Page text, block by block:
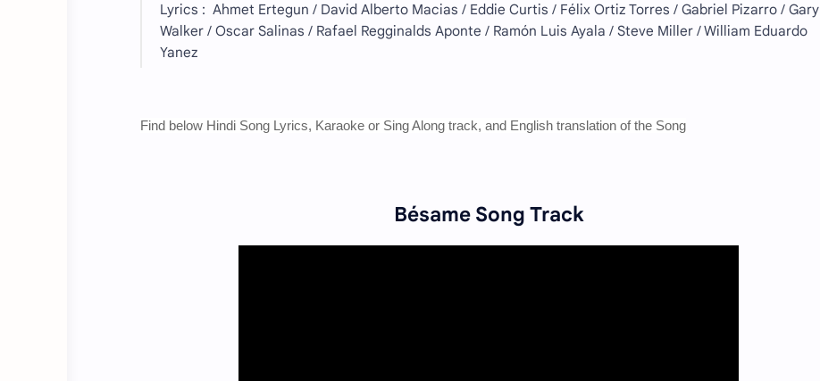
Lyrics : Ahmet Ertegun / David Alberto Macias / Eddie Curtis / Félix Ortiz Torres / Gabriel Pizarro / Gary
Walker / Oscar Salinas / Rafael Regginalds Aponte / Ramón Luis Ayala / Steve Miller / William Eduardo
Yanez
Find below Hindi Song Lyrics, Karaoke or Sing Along track, and English translation of the Song
BésameSong Track